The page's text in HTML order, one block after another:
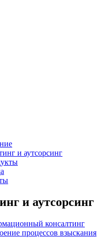
и аутсорсинг
и аутсорсинг
консалтинг
процессов взыскания